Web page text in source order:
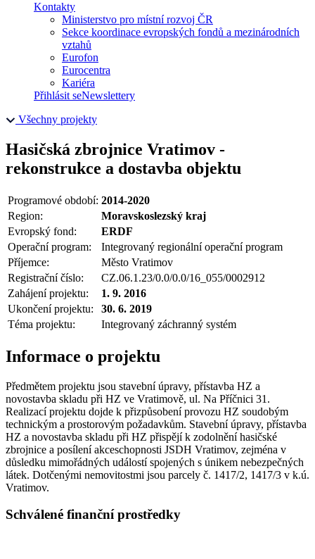
Kontakty
Ministerstvo pro místní rozvoj ČR
Sekce koordinace evropských fondů a mezinárodních
vztahů
Eurofon
Eurocentra
Kariéra
Přihlásit seNewslettery
Všechny projekty
Hasičská zbrojnice Vratimov -
rekonstrukce a dostavba objektu
Programové období: 2014-2020
Region:
Moravskoslezský kraj
Evropský fond:
ERDF
Operační program:
Integrovaný regionální operační program
Příjemce:
Město Vratimov
Registrační číslo:
CZ.06.1.23/0.0/0.0/16_055/0002912
Zahájení projektu:
1. 9. 2016
Ukončení projektu:
30. 6. 2019
Téma projektu:
Integrovaný záchranný systém
Informace o projektu
Předmětem projektu jsou stavební úpravy, přístavba HZ a
novostavba skladu při HZ ve Vratimově, ul. Na Příčnici 31.
Realizací projektu dojde k přizpůsobení provozu HZ soudobým
technickým a prostorovým požadavkům. Stavební úpravy, přístavba
HZ a novostavba skladu při HZ přispějí k zodolnění hasičské
zbrojnice a posílení akceschopnosti JSDH Vratimov, zejména v
důsledku mimořádných událostí spojených s únikem nebezpečných
látek. Dotčenými nemovitostmi jsou parcely č. 1417/2, 1417/3 v k.ú.
Vratimov.
Schválené finanční prostředky